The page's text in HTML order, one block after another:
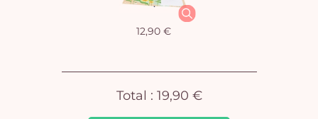
12,90 €
Total : 19,90 €